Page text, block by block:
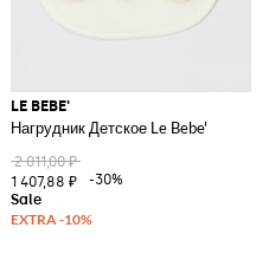
Le Bebe'
LE BEBE'
Нагрудник Детское Le Bebe'
2 011,00 ₽
1 407,88 ₽
-30%